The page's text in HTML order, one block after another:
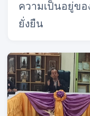
ความเป็นอยู่ขอ
ยั่งยืน